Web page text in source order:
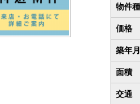
物件
価格
築年月
面積
交通